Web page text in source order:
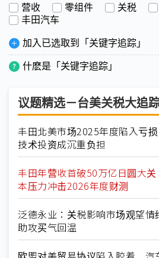
营收 零组件 关税
丰田汽车
加入已选取到「关键字追踪」
什麽是「关键字追踪」
议题精选－台美关税大追
丰田北美市场2025年度陷入亏
技术投资成沉重负担
丰田年营收首破50万亿日圆大
本压力冲击2026年度财测
泛德永业：关税影响市场观望
助攻买气回温